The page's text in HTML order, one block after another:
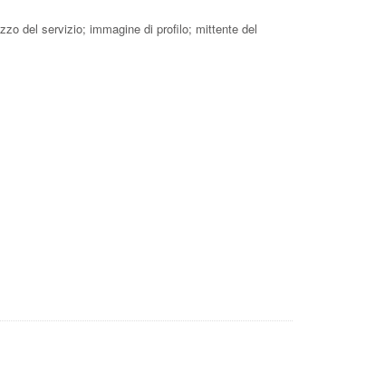
del servizio; immagine di profilo; mittente del